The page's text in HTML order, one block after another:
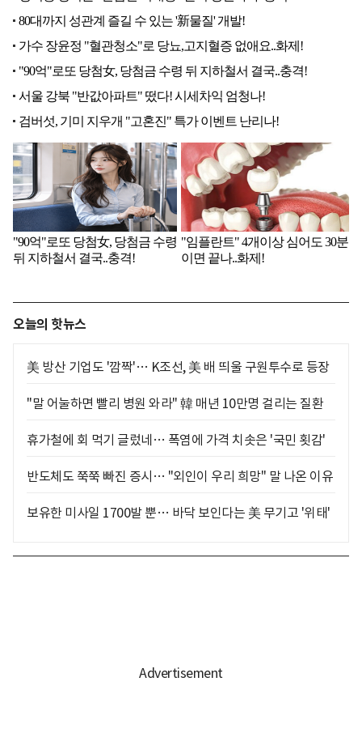
오늘의 핫뉴스
美 방산 기업도 '깜짝'… K조선, 美 배 띄울 구원투수로 등장
"말 어눌하면 빨리 병원 와라" 韓 매년 10만명 걸리는 질환
휴가철에 회 먹기 글렀네… 폭염에 가격 치솟은 '국민 횟감'
반도체도 쭉쭉 빠진 증시… "외인이 우리 희망" 말 나온 이유
보유한 미사일 1700발 뿐… 바닥 보인다는 美 무기고 '위태'